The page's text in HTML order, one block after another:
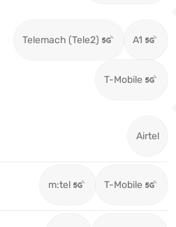
Telemach (Tele2) A1
T-Mobile
Airtel
m:tel T-Mobile